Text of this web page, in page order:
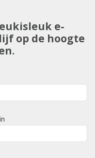
e-
op de hoogte